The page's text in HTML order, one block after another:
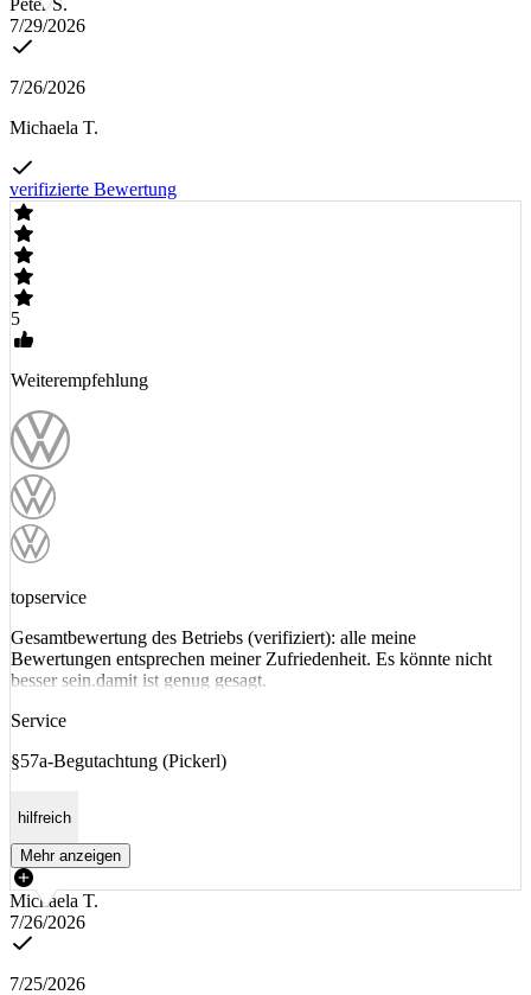
Peter S.
7/29/2026
7/26/2026
Michaela T.
verifizierte Bewertung
5
Weiterempfehlung
topservice
Gesamtbewertung des Betriebs (verifiziert): alle meine
Bewertungen entsprechen meiner Zufriedenheit. Es könnte nicht
besser sein.damit ist genug gesagt.
Service
§57a-Begutachtung (Pickerl)
hilfreich
Mehr anzeigen
Michaela T.
7/26/2026
7/25/2026